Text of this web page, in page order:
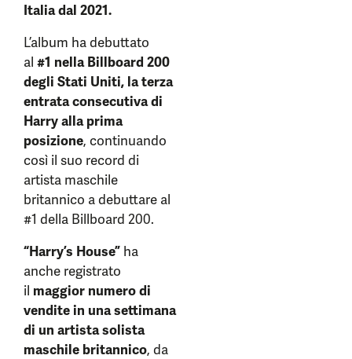
Italia dal 2021.
L’album ha debuttato
al #1 nella Billboard 200
degli Stati Uniti, la terza
entrata consecutiva di
Harry alla prima
posizione, continuando
così il suo record di
artista maschile
britannico a debuttare al
#1 della Billboard 200.
“Harry’s House” ha
anche registrato
il maggior numero di
vendite in una settimana
di un artista solista
maschile britannico, da